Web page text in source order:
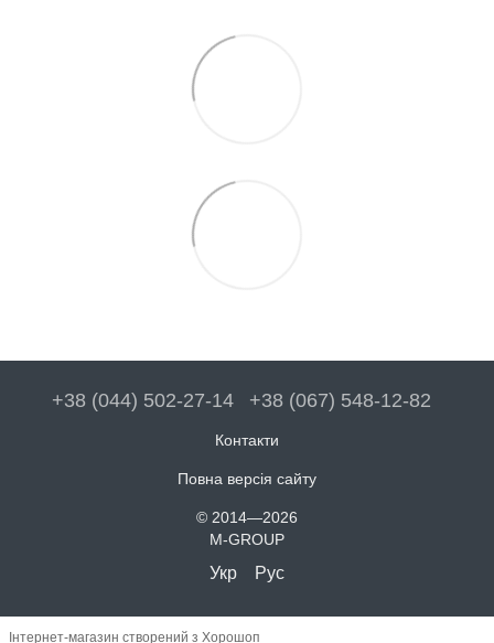
+38 (044) 502-27-14 +38 (067) 548-12-82
Контакти
Повна версія сайту
© 2014—2026
M-GROUP
Укр Рус
Інтернет-магазин створений з Хорошоп